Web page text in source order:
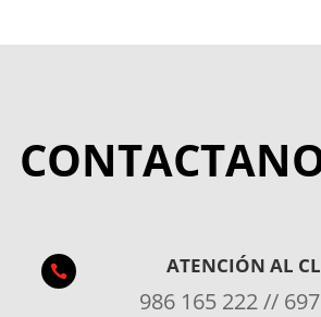
 ATENCIÓN AL
986 165 222 //